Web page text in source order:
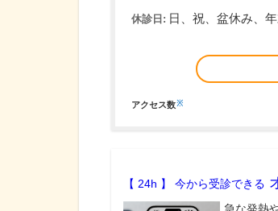
休診日: 日、祝、盆休み、
アクセス数※
【 24h 】 今から受診できる